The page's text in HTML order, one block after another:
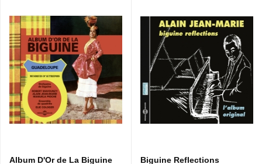
Album D'Or de La Biguine Biguine Reflections